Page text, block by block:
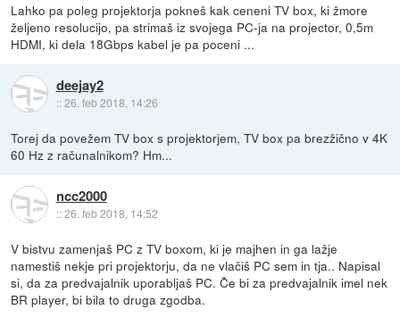
Lahko pa poleg projektorja pokneš kak ceneni TV box, ki žmore
željeno resolucijo, pa strimaš iz svojega PC-ja na projector, 0,5m
HDMI, ki dela 18Gbps kabel je pa poceni ...
deejay2
::26. feb 2018, 14:26
Torej da povežem TV box s projektorjem, TV box pa brezžično v 4K
60 Hz z računalnikom? Hm...
ncc2000
::26. feb 2018, 14:52
V bistvu zamenjaš PC z TV boxom, ki je majhen in ga lažje
namestiš nekje pri projektorju, da ne vlačiš PC sem in tja.. Napisal
si, da za predvajalnik uporabljaš PC. Če bi za predvajalnik imel nek
BR player, bi bila to druga zgodba.